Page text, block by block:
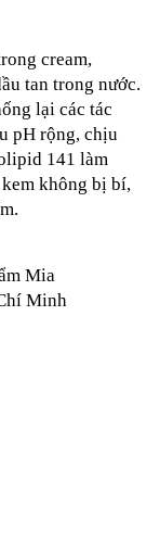
cream,
tan trong nước.
lại các tác
pH rộng, chịu
141 làm
không bị bí,
Mia
Minh